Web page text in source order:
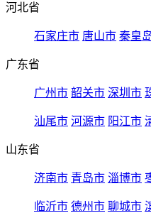
河北省
石家庄市 唐山市 秦皇
广东省
广州市 韶关市 深圳市
汕尾市 河源市 阳江市
山东省
济南市 青岛市 淄博市
临沂市 德州市 聊城市